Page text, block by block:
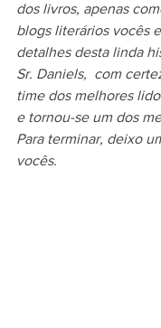
dos livros, apenas
blogs literários vocês
detalhes desta linda
Sr. Daniels,  com
time dos melhores
e tornou-se um dos
Para terminar, deixo
vocês.